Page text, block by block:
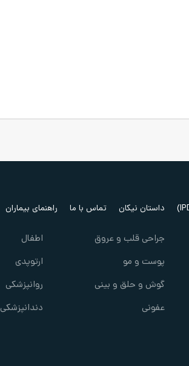
داستان نیکان تماس با ما راهنمای بیماران
جراحی قلب و عروق
پوست و مو
گوش و حلق و بینی
عفونی
اطفال
ارتوپدی
روانپزشکی
دندانپزشکی